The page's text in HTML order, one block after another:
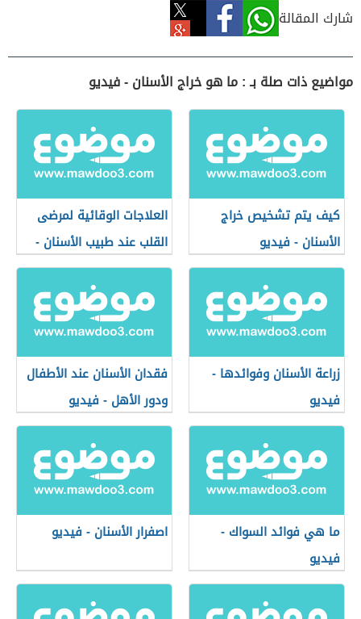
شارك المقالة
مواضيع ذات صلة بـ : ما هو خراج الأسنان - فيديو
كيف يتم تشخيص خراج
الأسنان - فيديو
العلاجات الوقائية لمرضى
القلب عند طبيب الأسنان -
فيديو
زراعة الأسنان وفوائدها -
فيديو
فقدان الأسنان عند الأطفال
ودور الأهل - فيديو
ما هي فوائد السواك -
فيديو
اصفرار الأسنان - فيديو